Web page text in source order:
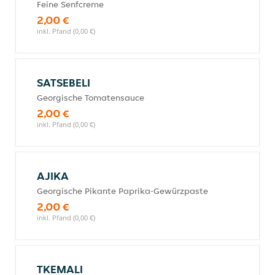
Feine Senfcreme
2,00 €
inkl. Pfand (0,00 €)
SATSEBELI
Georgische Tomatensauce
2,00 €
inkl. Pfand (0,00 €)
AJIKA
Georgische Pikante Paprika-Gewürzpaste
2,00 €
inkl. Pfand (0,00 €)
TKEMALI